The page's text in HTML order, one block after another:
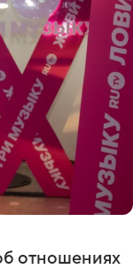
отношениях